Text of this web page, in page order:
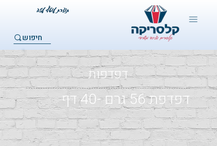
חיפוש
דפדפות
דפדפת ‏‏56 גרם -‏‏40 דף